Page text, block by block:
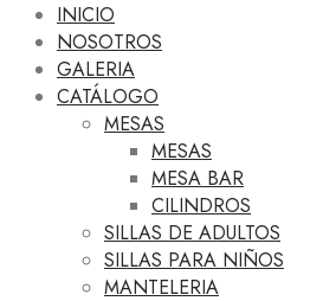
INICIO
NOSOTROS
GALERIA
CATÁLOGO
MESAS
MESAS
MESA BAR
CILINDROS
SILLAS DE ADULTOS
SILLAS PARA NIÑOS
MANTELERIA